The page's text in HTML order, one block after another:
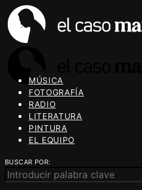
MÚSICA
FOTOGRAFÍA
RADIO
LITERATURA
PINTURA
EL EQUIPO
BUSCAR POR: